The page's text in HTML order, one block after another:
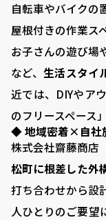
■ VISTA
■ 庭がある暮ら
■ 庭がある暮ら
■ 外構プランニ
■ 料金シミュレ
■ 施工事例
■ 展示場につい
自転車やバイクの
屋根付きの作業ス
お子さんの遊び場
など、生活スタイ
近では、DIYやア
のフリースペース
◆ 地域密着×自社
株式会社齋藤商店
松町に根差した外
打ち合わせから設
人ひとりのご要望